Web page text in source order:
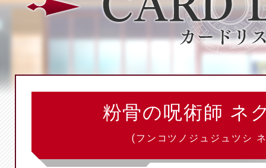
粉骨の呪術師 ネ
(フンコツノジュジュツシ